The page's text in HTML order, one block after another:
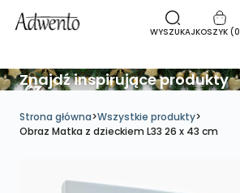
WYSZUKAJKOSZYK (0
Znajdź inspirujące produkty
Strona główna>Wszystkie produkty>
Obraz Matka z dzieckiem L33 26 x 43 cm